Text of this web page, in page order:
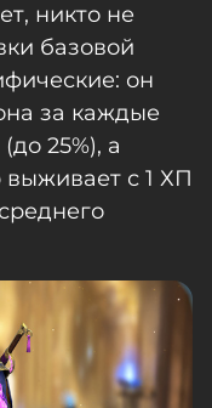
никто не
базовой
он
за каждые
25%), а
с 1 ХП